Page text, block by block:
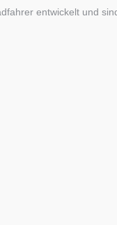
entwickelt und